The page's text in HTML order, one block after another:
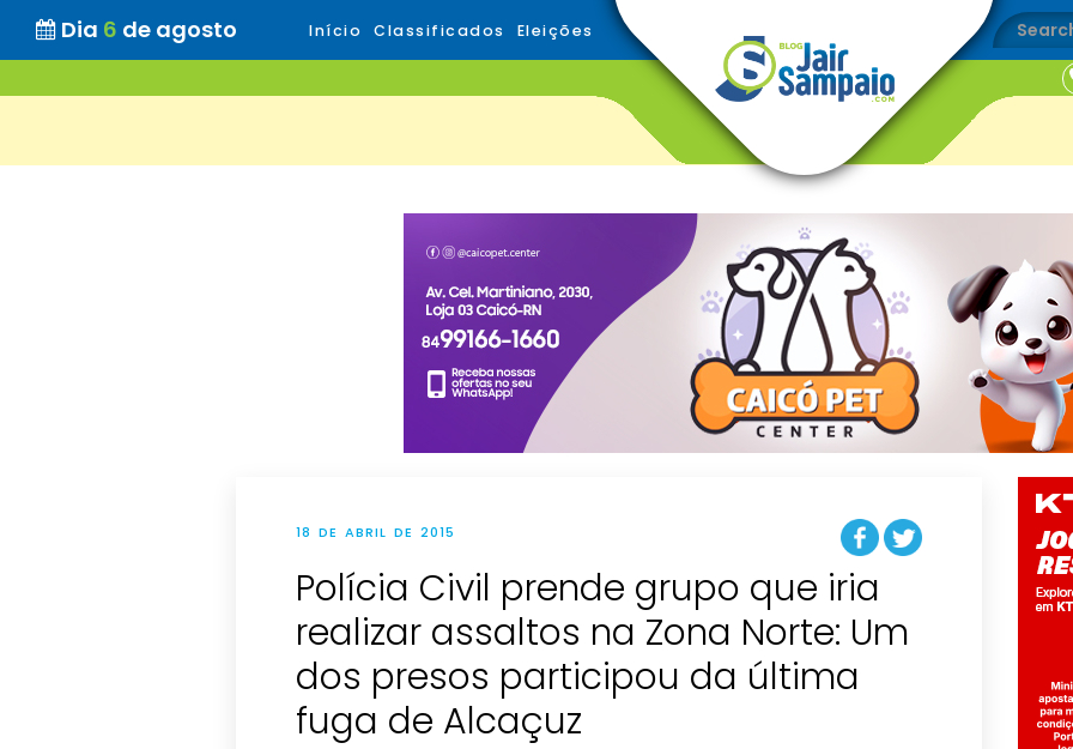
Dia 6 de agosto Início Classificados Eleições
18 DE ABRIL DE 2015
Polícia Civil prende grupo que iria
realizar assaltos na Zona Norte: Um
dos presos participou da última
fuga de Alcaçuz